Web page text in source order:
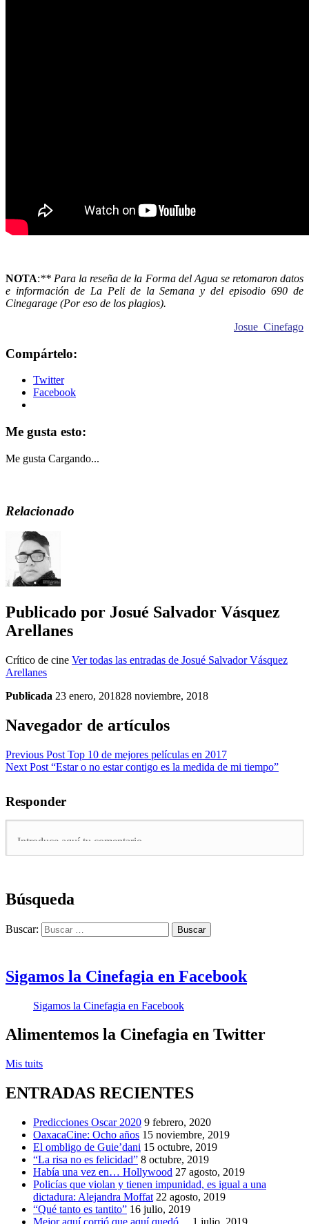
NOTA:** Para la reseña de la Forma del Agua se retomaron datos
e información de La Peli de la Semana y del episodio 690 de
Cinegarage (Por eso de los plagios).
Josue_Cinefago
Compártelo:
Twitter
Facebook
Me gusta esto:
Me gusta Cargando...
Relacionado
Publicado por Josué Salvador Vásquez
Arellanes
Crítico de cine Ver todas las entradas de Josué Salvador Vásquez
Arellanes
Publicada 23 enero, 201828 noviembre, 2018
Navegador de artículos
Previous Post Top 10 de mejores películas en 2017
Next Post “Estar o no estar contigo es la medida de mi tiempo”
Responder
Búsqueda
Buscar:
Sigamos la Cinefagia en Facebook
Sigamos la Cinefagia en Facebook
Alimentemos la Cinefagia en Twitter
Mis tuits
ENTRADAS RECIENTES
Predicciones Oscar 2020 9 febrero, 2020
OaxacaCine: Ocho años 15 noviembre, 2019
El ombligo de Guie’dani 15 octubre, 2019
“La risa no es felicidad” 8 octubre, 2019
Había una vez en… Hollywood 27 agosto, 2019
Policías que violan y tienen impunidad, es igual a una
dictadura: Alejandra Moffat 22 agosto, 2019
“Qué tanto es tantito” 16 julio, 2019